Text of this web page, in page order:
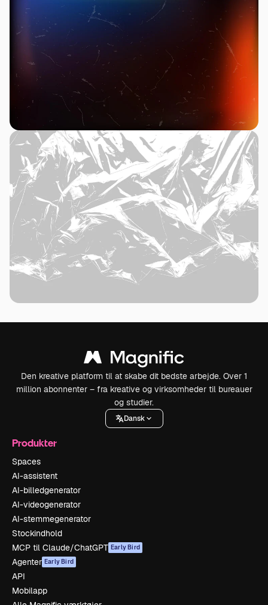
Den kreative platform til at skabe dit bedste arbejde. Over 1
million abonnenter – fra kreative og virksomheder til bureauer
og studier.
Dansk
Produkter
Spaces
AI-assistent
AI-billedgenerator
AI-videogenerator
AI-stemmegenerator
Stockindhold
MCP til Claude/ChatGPT Early Bird
Agenter Early Bird
API
Mobilapp